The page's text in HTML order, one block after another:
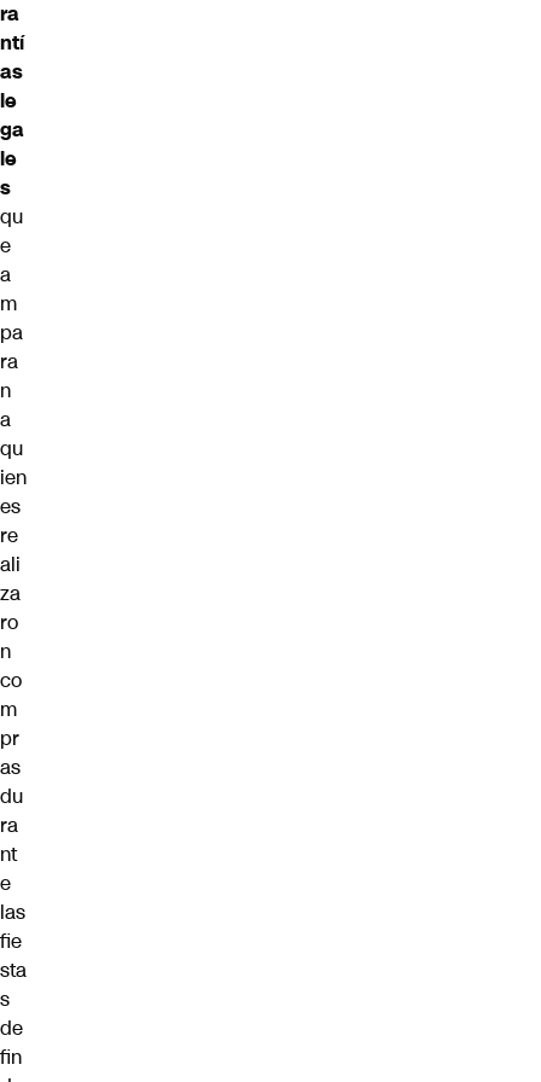
ra
ntí
as
le
ga
le
s
qu
e
a
m
pa
ra
n
a
qu
ien
es
re
ali
za
ro
n
co
m
pr
as
du
ra
nt
e
las
fie
sta
s
de
fin